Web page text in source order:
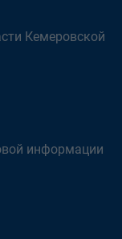
Кемеровской
информации